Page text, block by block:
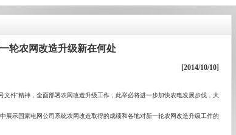
轮农网改造升级新在何处
[2014/10/10]
文件”精神，全面部署农网改造升级工作，此举必将进一步加快农电发展步伐，大
展示国家电网公司系统农网改造取得的成绩和各地对新一轮农网改造升级工作的